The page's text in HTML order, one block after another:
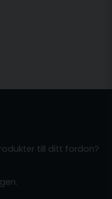
till ditt fordon?